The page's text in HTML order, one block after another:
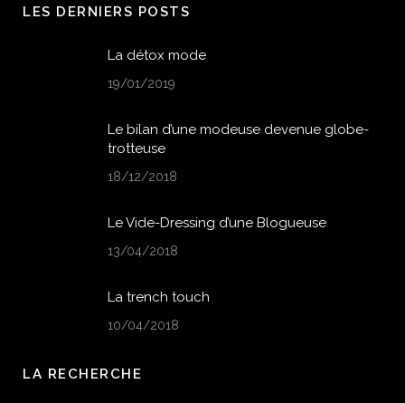
LES DERNIERS POSTS
La détox mode
19/01/2019
Le bilan d’une modeuse devenue globe-
trotteuse
18/12/2018
Le Vide-Dressing d’une Blogueuse
13/04/2018
La trench touch
10/04/2018
LA RECHERCHE